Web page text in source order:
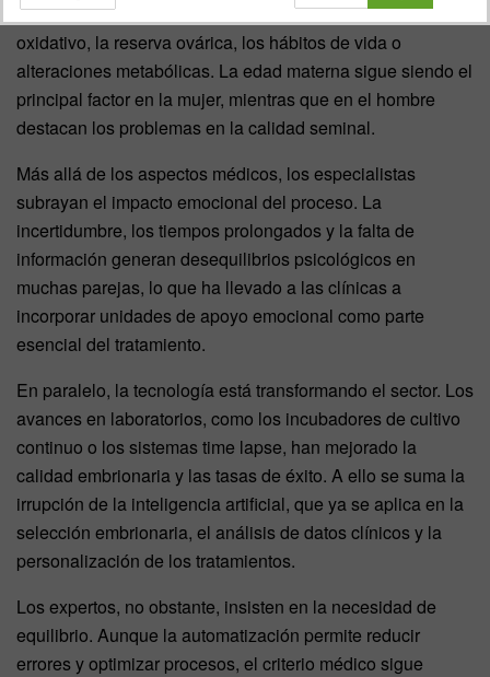
compleja, ya que intervienen factores como el estrés
oxidativo, la reserva ovárica, los hábitos de vida o
alteraciones metabólicas. La edad materna sigue siendo el
principal factor en la mujer, mientras que en el hombre
destacan los problemas en la calidad seminal.
Más allá de los aspectos médicos, los especialistas
subrayan el impacto emocional del proceso. La
incertidumbre, los tiempos prolongados y la falta de
información generan desequilibrios psicológicos en
muchas parejas, lo que ha llevado a las clínicas a
incorporar unidades de apoyo emocional como parte
esencial del tratamiento.
En paralelo, la tecnología está transformando el sector. Los
avances en laboratorios, como los incubadores de cultivo
continuo o los sistemas time lapse, han mejorado la
calidad embrionaria y las tasas de éxito. A ello se suma la
irrupción de la inteligencia artificial, que ya se aplica en la
selección embrionaria, el análisis de datos clínicos y la
personalización de los tratamientos.
Los expertos, no obstante, insisten en la necesidad de
equilibrio. Aunque la automatización permite reducir
errores y optimizar procesos, el criterio médico sigue